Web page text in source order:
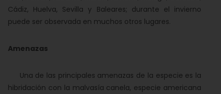
Cádiz, Huelva, Sevilla y Baleares; durante el invierno
puede ser observada en muchos otros lugares.
Amenazas
Una de las principales amenazas de la especie es la
hibridación con la malvasía canela, especie americana